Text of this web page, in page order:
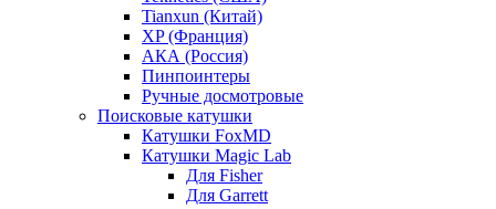
Tianxun (Китай)
XP (Франция)
АКА (Россия)
Пинпоинтеры
Ручные досмотровые
Поисковые катушки
Катушки FoxMD
Катушки Magic Lab
Для Fisher
Для Garrett